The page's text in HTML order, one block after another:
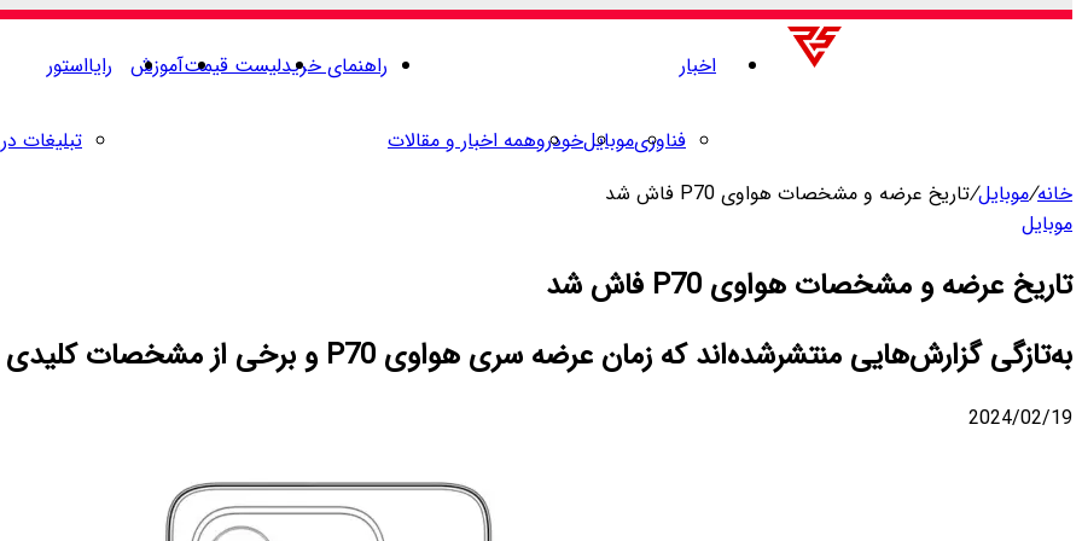
اخبار
فناوریموبایلخودروهمه اخبار و مقالات
راهنمای خریدلیست قیمتآموزش رایااستور
تبلیغات
خانه/موبایل/تاریخ عرضه و مشخصات هواوی P70 فاش شد
موبایل
تاریخ عرضه و مشخصات هواوی P70 فاش شد
به‌تازگی گزارش‌هایی منتشرشده‌اند که زمان عرضه سری هواوی P70 و برخی از مشخصات کلیدی این سری را فاش می‌کنند.
2024/02/19